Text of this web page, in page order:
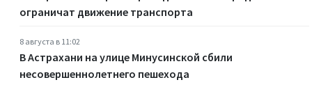
ограничат движение транспорта
8 августа в 11:02
В Астрахани на улице Минусинской сбили
несовершеннолетнего пешехода